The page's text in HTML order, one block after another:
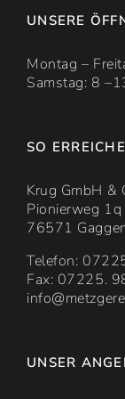
UNSERE
Montag –
Samstag: 8
SO
Krug GmbH &
Pionierweg 1q
76571
Telefon:
Fax: 07225.
UNSER